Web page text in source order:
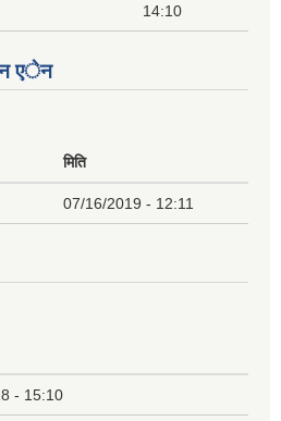
14:10
एेन
मिति
07/16/2019 - 12:11
- 15:10